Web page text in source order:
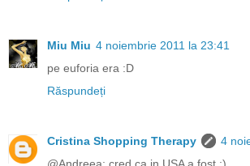
Miu Miu 4 noiembrie 2011 la 23:41
pe euforia era :D
Răspundeți
Cristina Shopping Therapy
4
@Andreea: cred ca in USA a fost :)